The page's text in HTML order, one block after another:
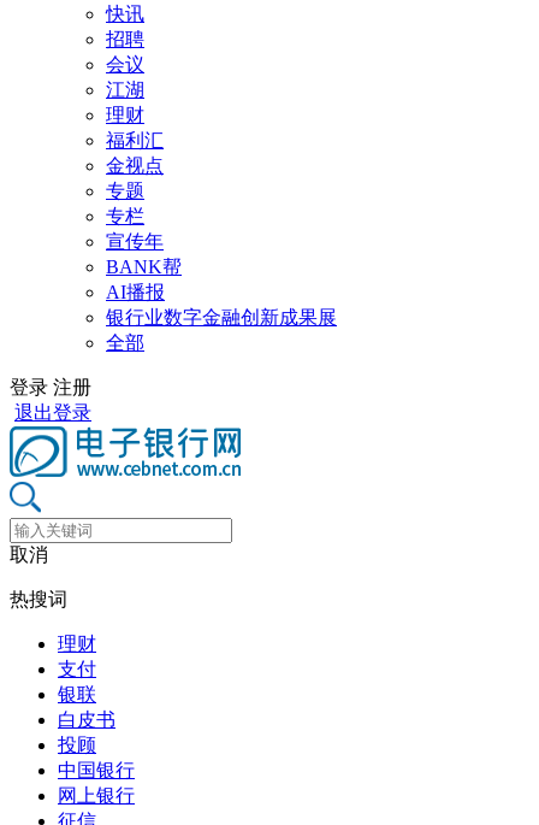
快讯
招聘
会议
江湖
理财
福利汇
金视点
专题
专栏
宣传年
BANK帮
AI播报
银行业数字金融创新成果展
全部
登录 注册
退出登录
取消
热搜词
理财
支付
银联
白皮书
投顾
中国银行
网上银行
征信